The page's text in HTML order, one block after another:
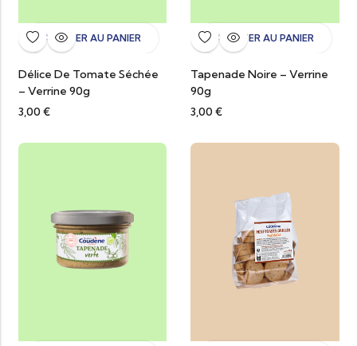
AJOUTER AU PANIER
Délice De Tomate Séchée
– Verrine 90g
3,00 €
AJOUTER AU PANIER
Tapenade Noire – Verrine
90g
3,00 €